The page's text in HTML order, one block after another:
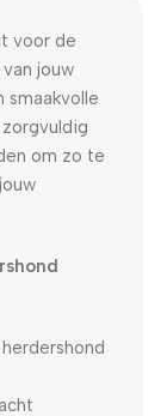
voor de
jouw
smaakvolle
om zo te